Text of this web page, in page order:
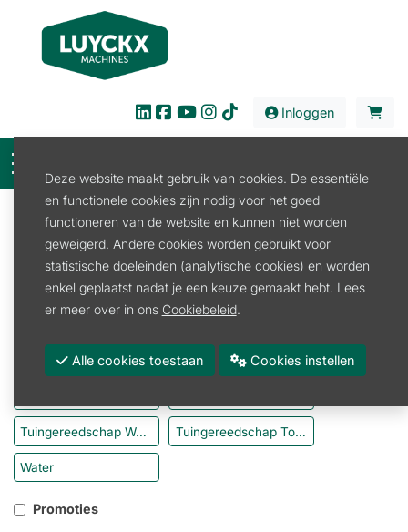
Inloggen
Filter
Verkoop Tuingereedschap
Tuingereedschap
Tuinafvalzak Tuingereedschap Algemeen
Tuingereedschap Wolf Garten Tuingereedschap Toebehoren
Water
Promoties
Deze website maakt gebruik van cookies. De essentiële
en functionele cookies zijn nodig voor het goed
functioneren van de website en kunnen niet worden
geweigerd. Andere cookies worden gebruikt voor
statistische doeleinden (analytische cookies) en worden
enkel geplaatst nadat je een keuze gemaakt hebt. Lees
er meer over in ons Cookiebeleid.
Alle cookies toestaan Cookies instellen